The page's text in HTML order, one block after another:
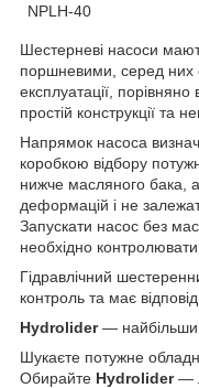
NPLH-40
Шестерневі насоси
поршневими, серед них
експлуатації,
простій конструкції та
Напрямок насоса
коробкою відбору
нижче масляного бака,
деформацій і не
Запускати насос без
необхідно
Гідравлічний
контроль та має
Hydrolider— найбільший
Шукаєте потужне
Обирайте Hydrolider—